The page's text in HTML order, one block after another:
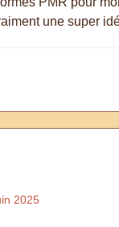
une super
2025